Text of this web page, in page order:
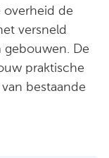
overheid de
versneld
gebouwen. De
praktische
bestaande